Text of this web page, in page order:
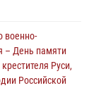
военно-
– День памяти
Руси,
Российской